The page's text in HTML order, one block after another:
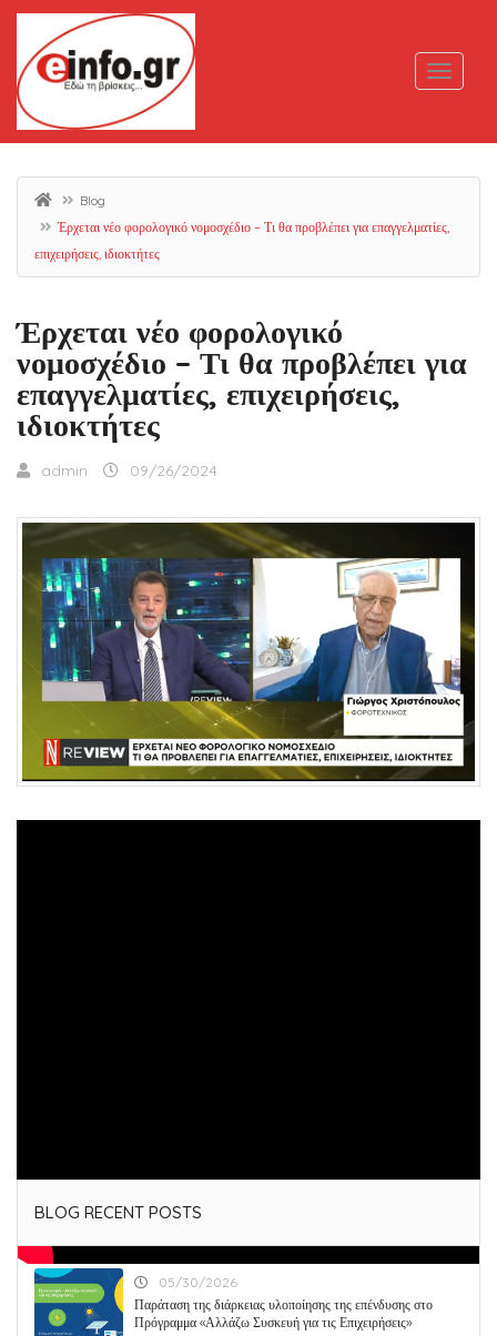
Blog
Έρχεται νέο φορολογικό νομοσχέδιο – Τι θα προβλέπει για επαγγελματίες,
επιχειρήσεις, ιδιοκτήτες
Έρχεται νέο φορολογικό
νομοσχέδιο – Τι θα προβλέπει για
επαγγελματίες, επιχειρήσεις,
ιδιοκτήτες
admin 09/26/2024
BLOG RECENT POSTS
05/30/2026
Παράταση της διάρκειας υλοποίησης της επένδυσης στο
Πρόγραμμα «Αλλάζω Συσκευή για τις Επιχειρήσεις»